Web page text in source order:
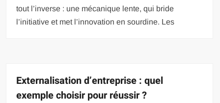
tout l’inverse : une mécanique lente, qui bride
l’initiative et met l’innovation en sourdine. Les
Externalisation d’entreprise : quel
exemple choisir pour réussir ?